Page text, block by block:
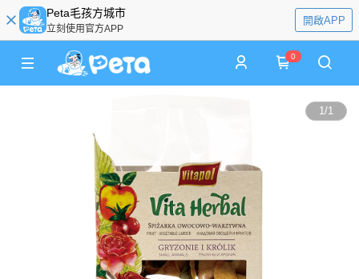
Peta毛孩方城市
立刻使用官方APP
開啟APP
0
1/1